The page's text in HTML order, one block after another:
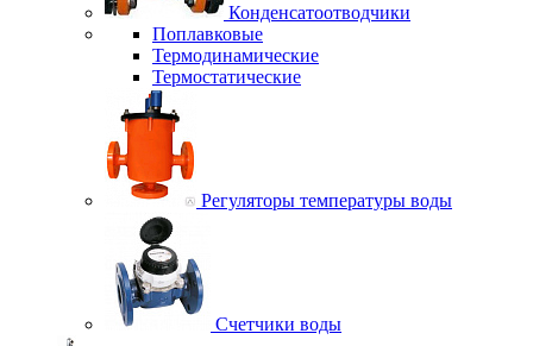
Конденсатоотводчики
Поплавковые
Термодинамические
Термостатические
Регуляторы температуры воды
Счетчики воды